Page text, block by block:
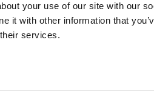
your use of our site with our
it with other information that
services.
xpa Web Application